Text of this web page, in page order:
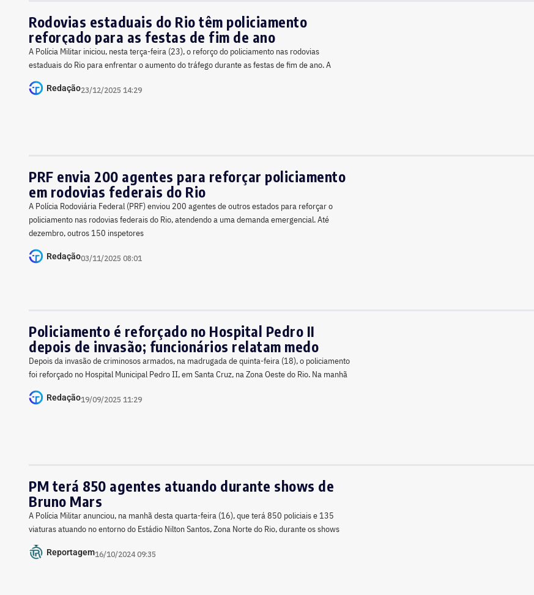
Rodovias estaduais do Rio têm policiamento
reforçado para as festas de fim de ano
A Polícia Militar iniciou, nesta terça-feira (23), o reforço do policiamento nas rodovias
estaduais do Rio para enfrentar o aumento do tráfego durante as festas de fim de ano. A
Redação23/12/2025 14:29
PRF envia 200 agentes para reforçar policiamento
em rodovias federais do Rio
A Polícia Rodoviária Federal (PRF) enviou 200 agentes de outros estados para reforçar o
policiamento nas rodovias federais do Rio, atendendo a uma demanda emergencial. Até
dezembro, outros 150 inspetores
Redação03/11/2025 08:01
Policiamento é reforçado no Hospital Pedro II
depois de invasão; funcionários relatam medo
Depois da invasão de criminosos armados, na madrugada de quinta-feira (18), o policiamento
foi reforçado no Hospital Municipal Pedro II, em Santa Cruz, na Zona Oeste do Rio. Na manhã
Redação19/09/2025 11:29
PM terá 850 agentes atuando durante shows de
Bruno Mars
A Polícia Militar anunciou, na manhã desta quarta-feira (16), que terá 850 policiais e 135
viaturas atuando no entorno do Estádio Nilton Santos, Zona Norte do Rio, durante os shows
Reportagem16/10/2024 09:35